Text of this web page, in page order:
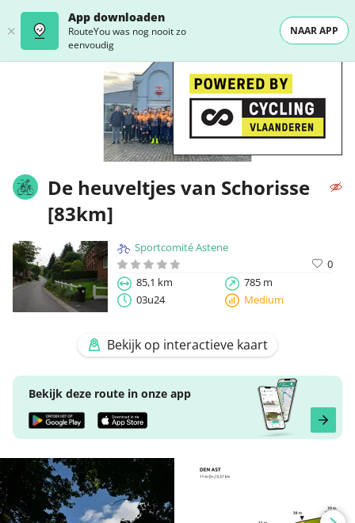
App downloaden
RouteYou was nog nooit zo
eenvoudig
NAAR APP
De heuveltjes van Schorisse
[83km]
Sportcomité Astene
0
85,1 km
785 m
03u24
Medium
Bekijk op interactieve kaart
Bekijk deze route in onze app